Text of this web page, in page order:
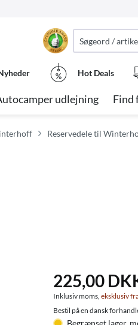
Hot Deals
udlejning Find
Reservedele til
225,00
Inklusiv moms, eksklusiv
Bestil på en dansk